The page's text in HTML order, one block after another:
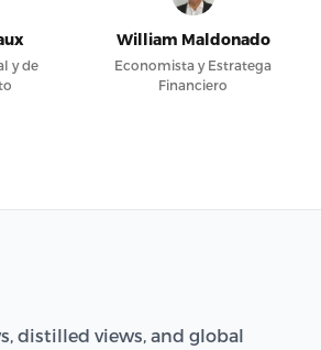
y de
William Maldonado
Economista y Estratega
Financiero
distilled views, and global